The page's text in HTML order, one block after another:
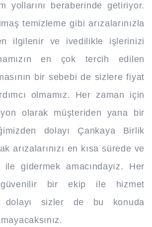
yollarını beraberinde getiriyor.
temizleme gibi arızalarınızla
ilgilenir ve ivedilikle işlerinizi
en çok tercih edilen
bir sebebi de sizlere fiyat
olmamız. Her zaman için
olarak müşteriden yana bir
dolayı Çankaya Birlik
arızalarınızı en kısa sürede ve
gidermek amacındayız. Her
bir ekip ile hizmet
dolayı sizler de bu konuda